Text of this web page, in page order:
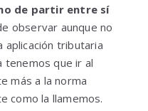
de partir entre sí
observar aunque no
aplicación tributaria
tenemos que ir al
más a la norma
como la llamemos.